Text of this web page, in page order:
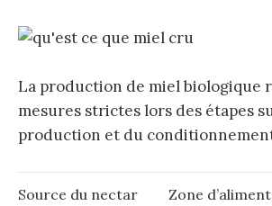
La production de miel biologique
mesures strictes lors des étapes
production et du
Source du nectar
Zone